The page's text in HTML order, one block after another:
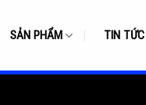
SẢN PHẨM TIN TỨC